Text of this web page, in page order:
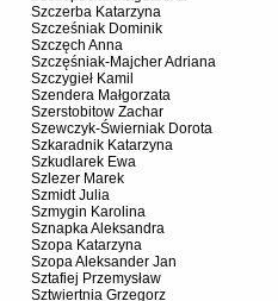
Szczerba Katarzyna
Szcześniak Dominik
Szczęch Anna
Szczęśniak-Majcher Adriana
Szczygieł Kamil
Szendera Małgorzata
Szerstobitow Zachar
Szewczyk-Świerniak Dorota
Szkaradnik Katarzyna
Szkudlarek Ewa
Szlezer Marek
Szmidt Julia
Szmygin Karolina
Sznapka Aleksandra
Szopa Katarzyna
Szopa Aleksander Jan
Sztafiej Przemysław
Sztwiertnia Grzegorz